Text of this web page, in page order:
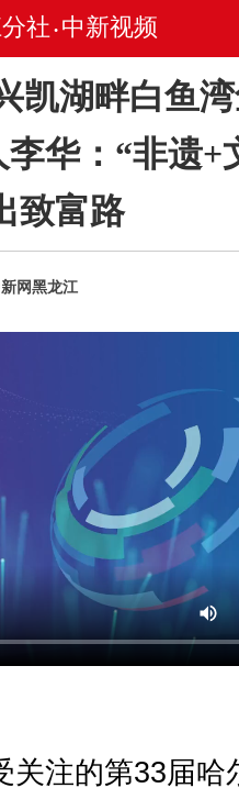
社 • 中新视频
凯湖畔白鱼
华：“非遗+
致富路
网黑龙江
注的第33届哈